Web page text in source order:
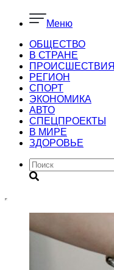
Меню
ОБЩЕСТВО
В СТРАНЕ
ПРОИСШЕСТВИЯ
РЕГИОН
CПОРТ
ЭКОНОМИКА
АВТО
СПЕЦПРОЕКТЫ
В МИРЕ
ЗДОРОВЬЕ